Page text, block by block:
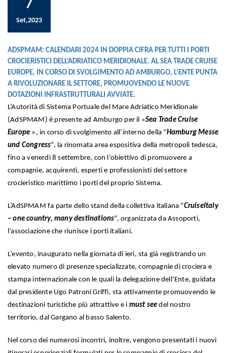
Set,2023
ADSPMAM: CALENDARI 2024 IN DOPPIA CIFRA PER TUTTI I PORTI
CROCIERISTICI DELL’ADRIATICO MERIDIONALE. AL SEA TRADE CRUISE
EUROPE, IN CORSO DI SVOLGIMENTO AD AMBURGO, L’ENTE PUNTA
A RIVOLUZIONARE IL SETTORE, PROMUOVENDO LE NUOVE
DOTAZIONI INFRASTRUTTURALI AVVIATE.
L’Autorità di Sistema Portuale del Mare Adriatico Meridionale
(AdSPMAM) è presente ad Amburgo per il «Sea Trade Cruise
Europe », in corso di svolgimento all’interno della “Hamburg Messe
und Congress“, la rinomata area espositiva della metropoli tedesca,
fino a venerdì 8 settembre, con l’obiettivo di promuovere a
compagnie, acquirenti, esperti e professionisti del settore
crocieristico marittimo i porti del proprio Sistema.
L’AdSPMAM fa parte dello stand della collettiva italiana “CruiseItaly
– one country, many destinations”, organizzata da Assoporti,
l’associazione che riunisce i porti italiani.
L’evento, inaugurato nella giornata di ieri, sta già registrando un
elevato numero di presenze specializzate, compagnie di crociera e
stampa internazionale con le quali la delegazione dell’Ente, guidata
dal presidente Ugo Patroni Griffi, sta attivamente promuovendo le
destinazioni turistiche più attrattive e i must seedel nostro
territorio, dal Gargano al basso Salento.
Nel corso dei numerosi incontri, inoltre, vengono presentati i nuovi